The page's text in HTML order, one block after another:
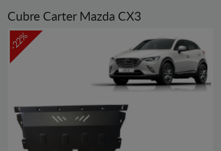
Cubre Carter Mazda CX3
-22%